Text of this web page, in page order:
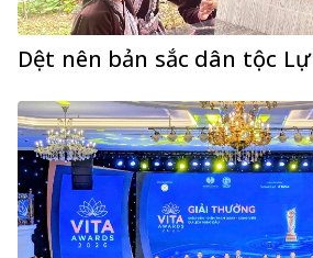
Dệt nên bản sắc dân tộc